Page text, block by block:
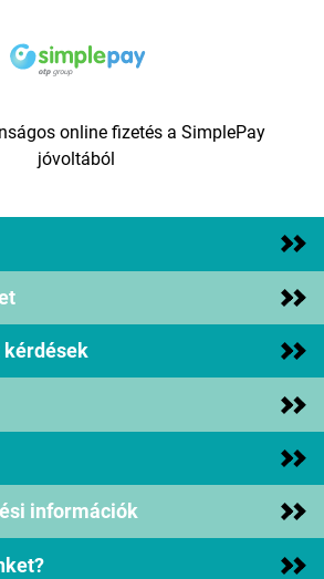
online fizetés a SimplePay
jóvoltából
kérdések
információk